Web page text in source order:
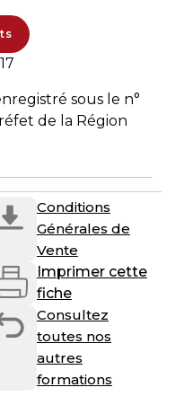
sous le n°
de la Région
Conditions
Générales de
Vente
Imprimer cette
fiche
Consultez
toutes nos
autres
formations